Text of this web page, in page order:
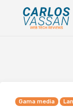
Gama media